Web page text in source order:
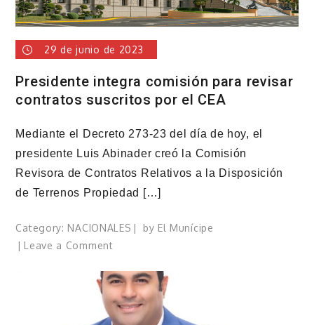
transparencia
del
presidente
Luis
29 de junio de 2023
Presidente integra comisión para revisar
contratos suscritos por el CEA
Mediante el Decreto 273-23 del día de hoy, el
presidente Luis Abinader creó la Comisión
Revisora de Contratos Relativos a la Disposición
de Terrenos Propiedad […]
Category: NACIONALES by El Munícipe
Leave a Commenton
integra
comisión
para